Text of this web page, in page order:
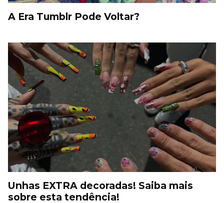
A Era Tumblr Pode Voltar?
Unhas EXTRA decoradas! Saiba mais
sobre esta tendência!